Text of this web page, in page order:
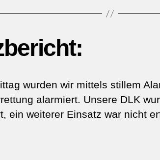
wurden wir mittels stillem
alarmiert. Unsere DLK
ein weiterer Einsatz war nicht